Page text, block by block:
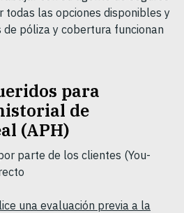
todas las opciones disponibles y
póliza y cobertura funcionan
para
de
(APH)
parte de los clientes (You-
una evaluación previa a la